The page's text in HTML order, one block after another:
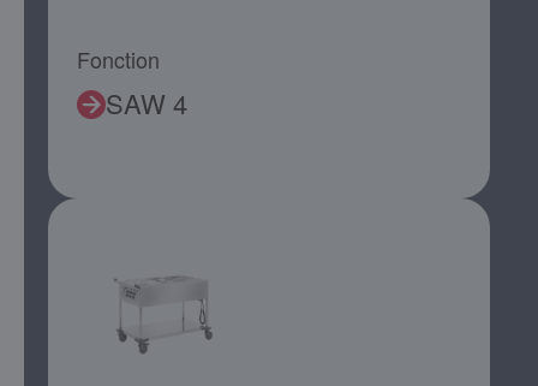
Fonction
SAW 4